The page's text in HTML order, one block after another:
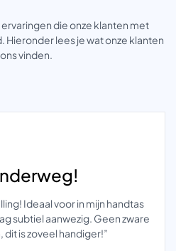
die onze klanten met
Hieronder lees je wat onze klanten
vinden.
Ideaal voor in mijn handtas
subtiel aanwezig. Geen zware
is zoveel handiger!”